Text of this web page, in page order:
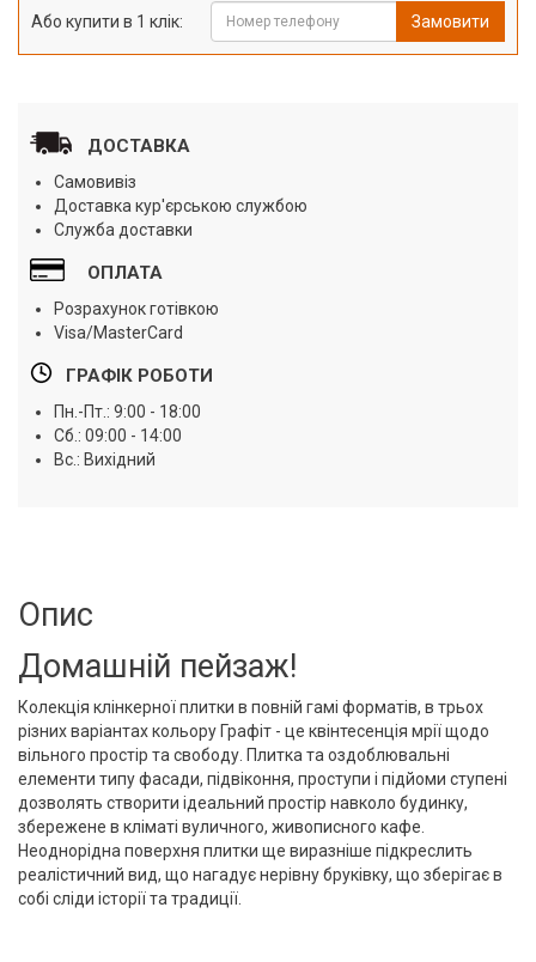
Або купити в 1 клік: Замовити
ДОСТАВКА
Самовивіз
Доставка кур'єрською службою
Служба доставки
ОПЛАТА
Розрахунок готівкою
Visa/MasterCard
ГРАФІК РОБОТИ
Пн.-Пт.: 9:00 - 18:00
Сб.: 09:00 - 14:00
Вс.: Вихідний
Опис
Домашній пейзаж!
Колекція клінкерної плитки в повній гамі форматів, в трьох
різних варіантах кольору Графіт - це квінтесенція мрії щодо
вільного простір та свободу. Плитка та оздоблювальні
елементи типу фасади, підвіконня, проступи і підйоми ступені
дозволять створити ідеальний простір навколо будинку,
збережене в кліматі вуличного, живописного кафе.
Неоднорідна поверхня плитки ще виразніше підкреслить
реалістичний вид, що нагадує нерівну бруківку, що зберігає в
собі сліди історії та традиції.